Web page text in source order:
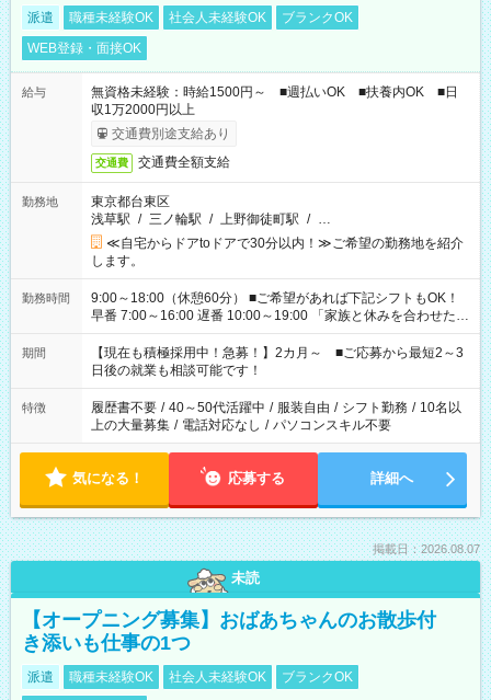
派遣 職種未経験OK 社会人未経験OK
ブランクOK
WEB登録・面接OK
給与
無資格未経験：時給1500円～ ■週払いOK ■扶養内OK ■日
収1万2000円以上
交通費別途支給あり
交通費 交通費全額支給
勤務地
東京都台東区
浅草駅 / 三ノ輪駅 / 上野御徒町駅 / …
≪自宅からドアtoドアで30分以内！≫ご希望の勤務地を紹介
します。
勤務時間
9:00～18:00（休憩60分） ■ご希望があれば下記シフトもOK！
早番 7:00～16:00 遅番 10:00～19:00 「家族と休みを合わせた
い」 「余裕を持って夕飯の準備がしたい」 「できれば残業はし
たくない」 など、ご希望を教えてくださいね。 ※Wワーク希望
の方へ 今ご覧のお仕事で希望する勤務時間と、もう1つのお仕事
の勤務時間。 合計で週40時間を超える場合は応募できません。
期間
【現在も積極採用中！急募！】2カ月～ ■ご応募から最短2～3
日後の就業も相談可能です！
特徴 履歴書不要 / 40～50代活躍中 / 服装自由 / シフト勤務 / 10名以
上の大量募集 / 電話対応なし / パソコンスキル不要
気になる！ 応募する 詳細へ
掲載日：2026.08.07
未読
【オープニング募集】おばあちゃんのお散歩付
き添いも仕事の1つ
派遣 職種未経験OK 社会人未経験OK
ブランクOK